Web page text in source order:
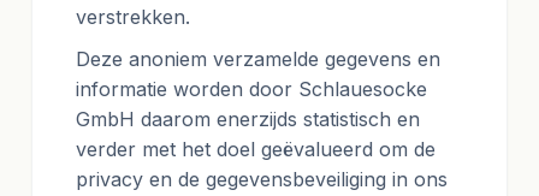
verstrekken.
Deze anoniem verzamelde gegevens en
informatie worden door Schlauesocke
GmbH daarom enerzijds statistisch en
verder met het doel geëvalueerd om de
privacy en de gegevensbeveiliging in ons